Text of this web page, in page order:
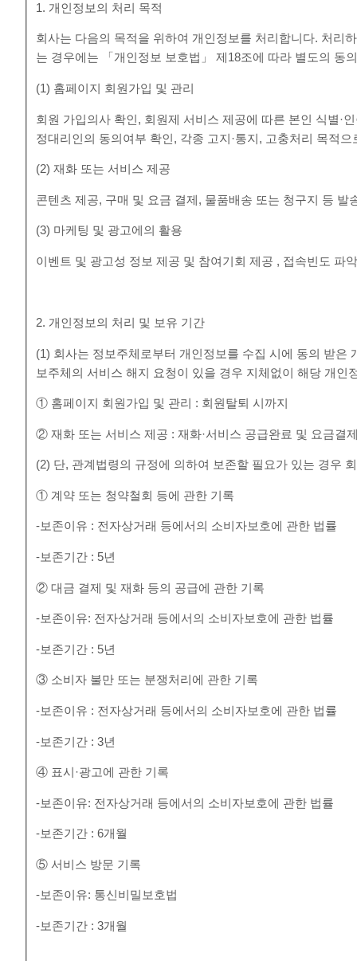
1. 개인정보의 처리 목적
회사는 다음의 목적을 위하여 개인정보를 처리합니다. 처리
는 경우에는 「개인정보 보호법」 제18조에 따라 별도의 동
(1) 홈페이지 회원가입 및 관리
회원 가입의사 확인, 회원제 서비스 제공에 따른 본인 식별·
정대리인의 동의여부 확인, 각종 고지·통지, 고충처리 목적
(2) 재화 또는 서비스 제공
콘텐츠 제공, 구매 및 요금 결제, 물품배송 또는 청구지 등
(3) 마케팅 및 광고에의 활용
이벤트 및 광고성 정보 제공 및 참여기회 제공 , 접속빈도 파
2. 개인정보의 처리 및 보유 기간
(1) 회사는 정보주체로부터 개인정보를 수집 시에 동의 받은
보주체의 서비스 해지 요청이 있을 경우 지체없이 해당 개
① 홈페이지 회원가입 및 관리 : 회원탈퇴 시까지
② 재화 또는 서비스 제공 : 재화·서비스 공급완료 및 요금결
(2) 단, 관계법령의 규정에 의하여 보존할 필요가 있는 경우
① 계약 또는 청약철회 등에 관한 기록
-보존이유 : 전자상거래 등에서의 소비자보호에 관한 법률
-보존기간 : 5년
② 대금 결제 및 재화 등의 공급에 관한 기록
-보존이유: 전자상거래 등에서의 소비자보호에 관한 법률
-보존기간 : 5년
③ 소비자 불만 또는 분쟁처리에 관한 기록
-보존이유 : 전자상거래 등에서의 소비자보호에 관한 법률
-보존기간 : 3년
④ 표시·광고에 관한 기록
-보존이유: 전자상거래 등에서의 소비자보호에 관한 법률
-보존기간 : 6개월
⑤ 서비스 방문 기록
-보존이유: 통신비밀보호법
-보존기간 : 3개월